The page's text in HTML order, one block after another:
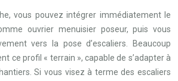
vous pouvez intégrer immédiatement le
ouvrier menuisier poseur, puis vous
vers la pose d’escaliers. Beaucoup
ce profil « terrain », capable de s’adapter à
Si vous visez à terme des escaliers